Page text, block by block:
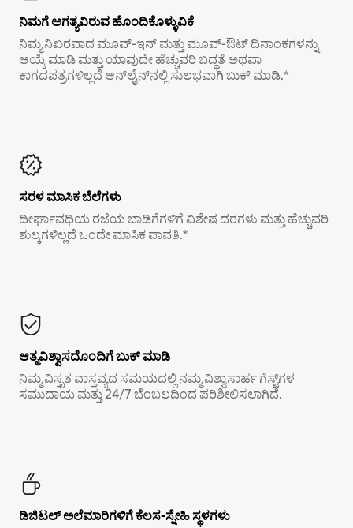
ನಿಮಗೆ ಅಗತ್ಯವಿರುವ ಹೊಂದಿಕೊಳ್ಳುವಿಕೆ
ನಿಮ್ಮ ನಿಖರವಾದ ಮೂವ್-ಇನ್ ಮತ್ತು ಮೂವ್-ಔಟ್ ದಿನಾಂಕಗಳನ್ನು
ಆಯ್ಕೆ ಮಾಡಿ ಮತ್ತು ಯಾವುದೇ ಹೆಚ್ಚುವರಿ ಬದ್ಧತೆ ಅಥವಾ
ಕಾಗದಪತ್ರಗಳಿಲ್ಲದೆ ಆನ್‌ಲೈನ್‌ನಲ್ಲಿ ಸುಲಭವಾಗಿ ಬುಕ್ ಮಾಡಿ.*
ಸರಳ ಮಾಸಿಕ ಬೆಲೆಗಳು
ದೀರ್ಘಾವಧಿಯ ರಜೆಯ ಬಾಡಿಗೆಗಳಿಗೆ ವಿಶೇಷ ದರಗಳು ಮತ್ತು ಹೆಚ್ಚುವರಿ
ಶುಲ್ಕಗಳಿಲ್ಲದೆ ಒಂದೇ ಮಾಸಿಕ ಪಾವತಿ.*
ಆತ್ಮವಿಶ್ವಾಸದೊಂದಿಗೆ ಬುಕ್ ಮಾಡಿ
ನಿಮ್ಮ ವಿಸ್ತೃತ ವಾಸ್ತವ್ಯದ ಸಮಯದಲ್ಲಿ ನಮ್ಮ ವಿಶ್ವಾಸಾರ್ಹ ಗೆಸ್ಟ್‌ಗಳ
ಸಮುದಾಯ ಮತ್ತು 24/7 ಬೆಂಬಲದಿಂದ ಪರಿಶೀಲಿಸಲಾಗಿದೆ.
ಡಿಜಿಟಲ್ ಅಲೆಮಾರಿಗಳಿಗೆ ಕೆಲಸ-ಸ್ನೇಹಿ ಸ್ಥಳಗಳು